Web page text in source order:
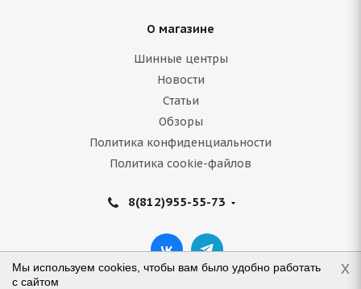
О магазине
Шинные центры
Новости
Статьи
Обзоры
Политика конфиденциальности
Политика cookie-файлов
8(812)955-55-73
Мы используем cookies, чтобы вам было удобно работать
с сайтом
x